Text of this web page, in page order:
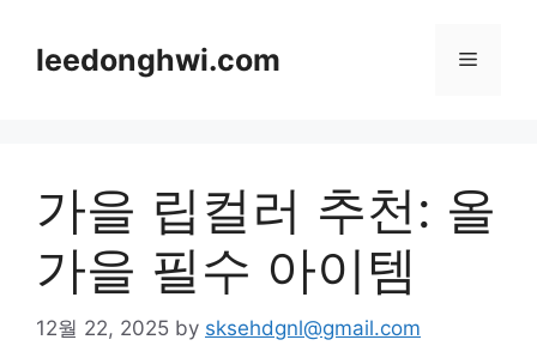
contentleedonghwi.com Menu
가을 립컬러 추천: 올
가을 필수 아이템
12월 22, 2025 by sksehdgnl@gmail.com